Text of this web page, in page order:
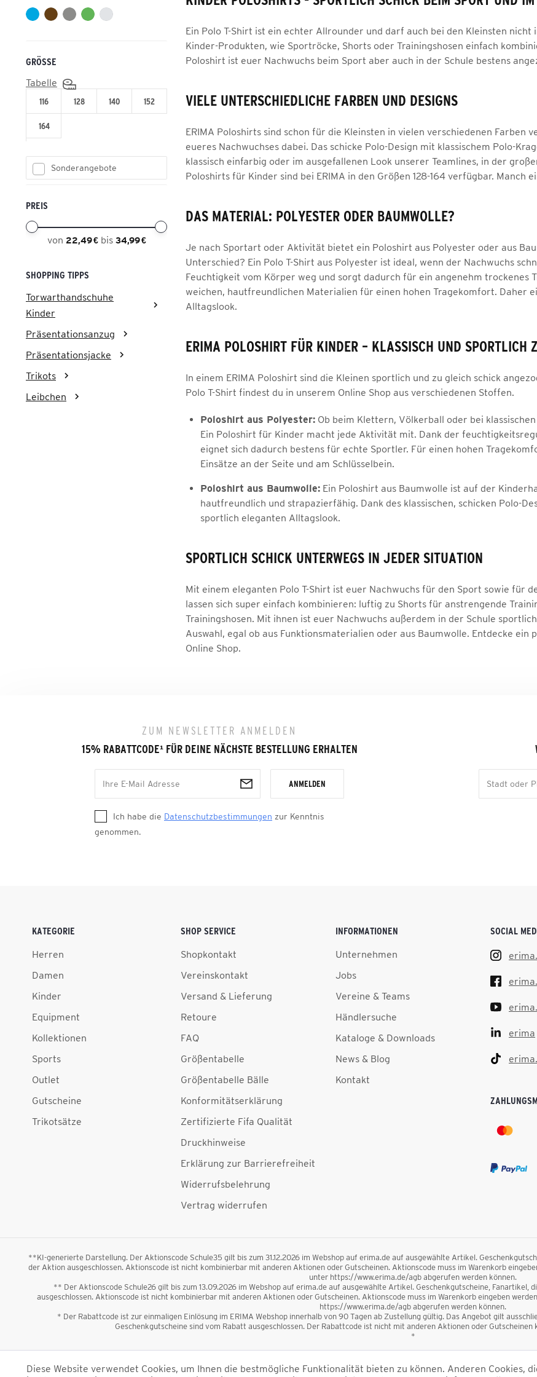
Volleyball
GRÖSSE
Tabelle
116 128 140 152
164
Sonderangebote
PREIS
von 22,49 € bis 34,99 €
SHOPPING TIPPS
Torwarthandschuhe
Kinder
Präsentationsanzug
Präsentationsjacke
Trikots
Leibchen
Ein Polo T-Shirt ist ein echter Allrounder und darf auch bei den Kleinsten nicht
Kinder-Produkten, wie Sportröcke, Shorts oder Trainingshosen einfach
Poloshirt ist euer Nachwuchs beim Sport aber auch in der Schule bestens
VIELE UNTERSCHIEDLICHE FARBEN UND DESIGNS
ERIMA Poloshirts sind schon für die Kleinsten in vielen verschiedenen
eueres Nachwuchses dabei. Das schicke Polo-Design mit klassischem Polo-
klassisch einfarbig oder im ausgefallenen Look unserer Teamlines, in der
Poloshirts für Kinder sind bei ERIMA in den Größen 128-164 verfügbar. Manch
DAS MATERIAL: POLYESTER ODER BAUMWOLLE?
Je nach Sportart oder Aktivität bietet ein Poloshirt aus Polyester oder aus
Unterschied? Ein Polo T-Shirt aus Polyester ist ideal, wenn der Nachwuchs
Feuchtigkeit vom Körper weg und sorgt dadurch für ein angenehm trockenes
weichen, hautfreundlichen Materialien für einen hohen Tragekomfort. Daher
Alltagslook.
ERIMA POLOSHIRT FÜR KINDER – KLASSISCH UND SPORTLICH
In einem ERIMA Poloshirt sind die Kleinen sportlich und zu gleich schick
Polo T-Shirt findest du in unserem Online Shop aus verschiedenen Stoffen.
Poloshirt aus Polyester: Ob beim Klettern, Völkerball oder bei
Ein Poloshirt für Kinder macht jede Aktivität mit. Dank der
eignet sich dadurch bestens für echte Sportler. Für einen hohen
Einsätze an der Seite und am Schlüsselbein.
Poloshirt aus Baumwolle: Ein Poloshirt aus Baumwolle ist auf der
hautfreundlich und strapazierfähig. Dank des klassischen, schicken Polo-
sportlich eleganten Alltagslook.
SPORTLICH SCHICK UNTERWEGS IN JEDER SITUATION
Mit einem eleganten Polo T-Shirt ist euer Nachwuchs für den Sport sowie für
lassen sich super einfach kombinieren: luftig zu Shorts für anstrengende
Trainingshosen. Mit ihnen ist euer Nachwuchs außerdem in der Schule
Auswahl, egal ob aus Funktionsmaterialien oder aus Baumwolle. Entdecke ein
Online Shop.
ZUM NEWSLETTER ANMELDEN
15% RABATTCODE¹FÜR DEINE NÄCHSTE BESTELLUNG ERHALTEN
ANMELDEN
Ich habe die Datenschutzbestimmungen zur Kenntnis
genommen.
KATEGORIE
Herren
Damen
Kinder
Equipment
Kollektionen
Sports
Outlet
Gutscheine
Trikotsätze
SHOP SERVICE
Shopkontakt
Vereinskontakt
Versand & Lieferung
Retoure
FAQ
Größentabelle
Größentabelle Bälle
Konformitätserklärung
Zertifizierte Fifa Qualität
Druckhinweise
Erklärung zur Barrierefreiheit
Widerrufsbelehrung
Vertrag widerrufen
INFORMATIONEN
Unternehmen
Jobs
Vereine & Teams
Händlersuche
Kataloge & Downloads
News & Blog
Kontakt
SOCIAL
erima
**KI-generierte Darstellung. Der Aktionscode Schule35 gilt bis zum 31.12.2026 im Webshop auf erima.de auf ausgewählte Artikel.
der Aktion ausgeschlossen. Aktionscode ist nicht kombinierbar mit anderen Aktionen oder Gutscheinen. Aktionscode muss im Warenkorb
unter https://www.erima.de/agb abgerufen werden können.
** Der Aktionscode Schule26 gilt bis zum 13.09.2026 im Webshop auf erima.de auf ausgewählte Artikel. Geschenkgutscheine,
ausgeschlossen. Aktionscode ist nicht kombinierbar mit anderen Aktionen oder Gutscheinen. Aktionscode muss im Warenkorb eingeben
https://www.erima.de/agb abgerufen werden können.
* Der Rabattcode ist zur einmaligen Einlösung im ERIMA Webshop innerhalb von 90 Tagen ab Zustellung gültig. Das Angebot gilt
Geschenkgutscheine sind vom Rabatt ausgeschlossen. Der Rabattcode ist nicht mit anderen Aktionen oder
*
Diese Website verwendet Cookies, um Ihnen die bestmögliche Funktionalität bieten zu können. Anderen Cookies,